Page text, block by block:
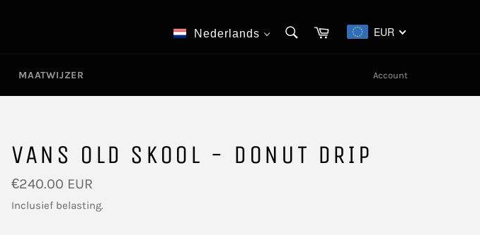
Nederlands Winkelwagen
EUR
MAATWIJZER Account
VANS OLD SKOOL - DONUT DRIP
Normale
prijs
€240.00 EUR
Inclusief belasting.